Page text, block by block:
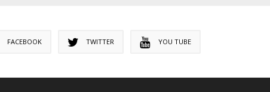
FACEBOOK TWITTER YOU TUBE